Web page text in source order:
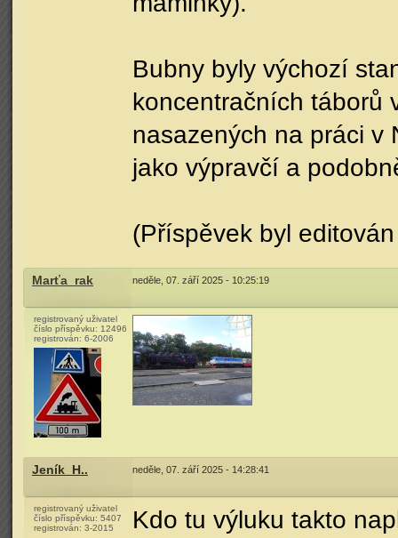
Bubny byly výchozí
koncentračních táborů
nasazených na práci v
jako výpravčí a
(Příspěvek byl
Marťa_rak neděle, 07. září 2025 - 10:25:19
registrovaný uživatel
číslo příspěvku: 12496
registrován: 6-2006
Jeník_H.. neděle, 07. září 2025 - 14:28:41
registrovaný uživatel
číslo příspěvku: 5407
registrován: 3-2015
Kdo tu výluku takto